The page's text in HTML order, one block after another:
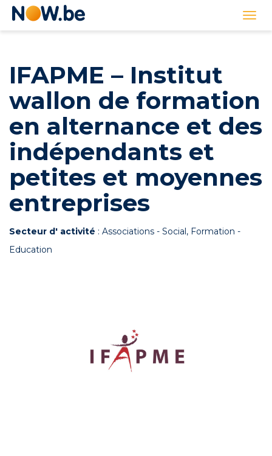
Lien
IFAPME – Institut
wallon de formation
en alternance et des
indépendants et
petites et moyennes
entreprises
Secteur d' activité : Associations - Social, Formation -
Education